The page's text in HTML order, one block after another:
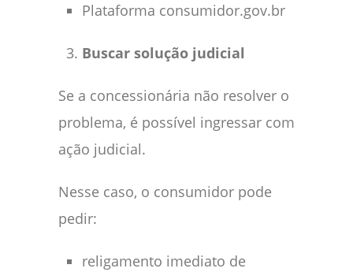
Plataforma consumidor.gov.br
Buscar solução judicial
Se a concessionária não resolver o
problema, é possível ingressar com
ação judicial.
Nesse caso, o consumidor pode
pedir:
religamento imediato de